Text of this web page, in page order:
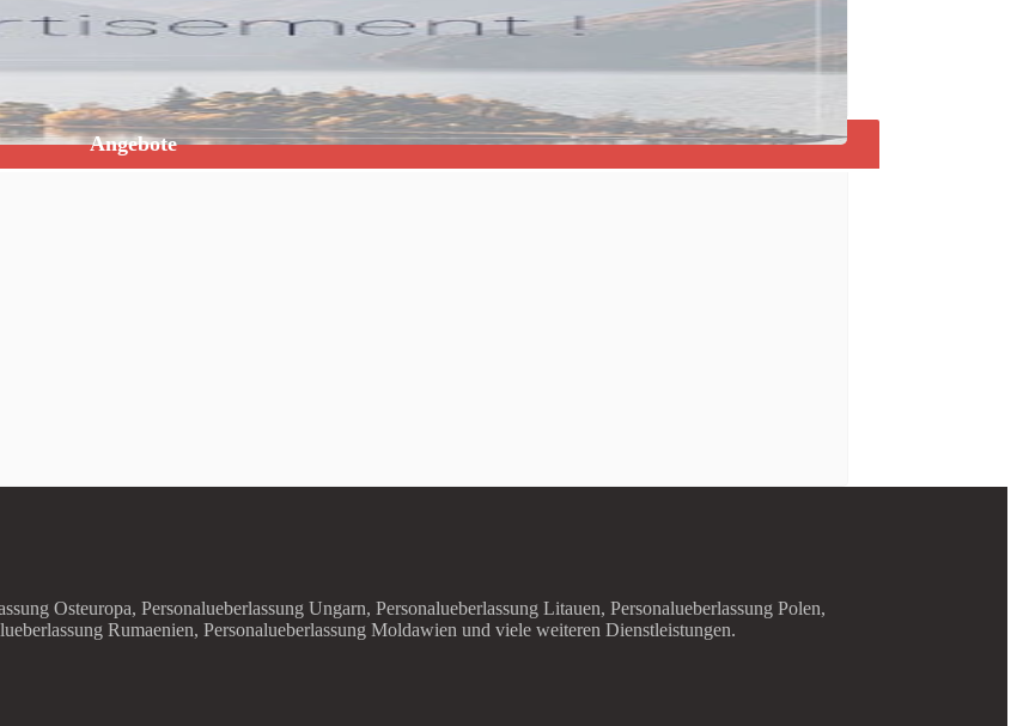
Angebote
Osteuropa, Personalueberlassung Ungarn, Personalueberlassung Litauen, Personalueberlassung Polen,
Rumaenien, Personalueberlassung Moldawien und viele weiteren Dienstleistungen.